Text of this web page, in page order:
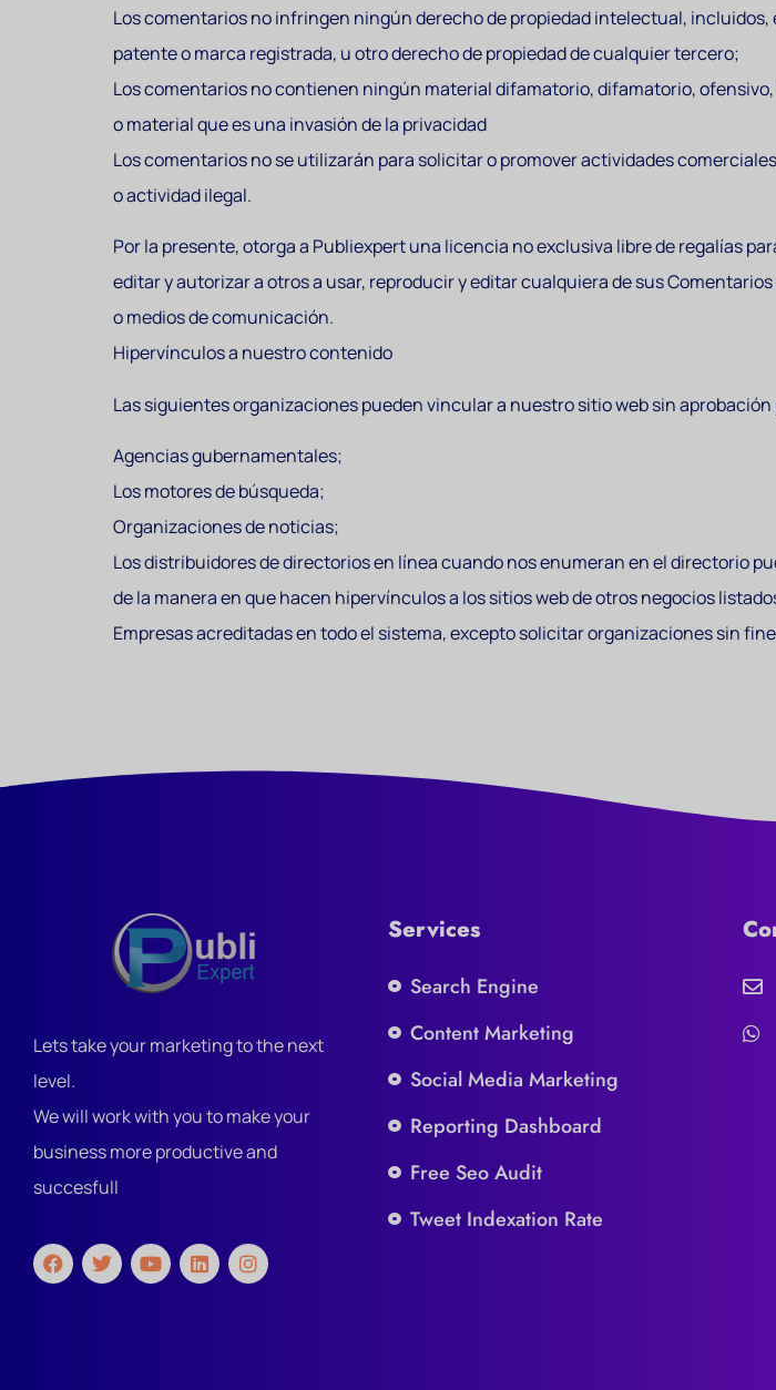
Los comentarios no infringen ningún derecho de propiedad intelectual, incluidos,
patente o marca registrada, u otro derecho de propiedad de cualquier tercero;
Los comentarios no contienen ningún material difamatorio, difamatorio,
o material que es una invasión de la privacidad
Los comentarios no se utilizarán para solicitar o promover actividades
o actividad ilegal.
Por la presente, otorga a Publiexpert una licencia no exclusiva libre de regalías
editar y autorizar a otros a usar, reproducir y editar cualquiera de sus
o medios de comunicación.
Hipervínculos a nuestro contenido
Las siguientes organizaciones pueden vincular a nuestro sitio web sin
Agencias gubernamentales;
Los motores de búsqueda;
Organizaciones de noticias;
Los distribuidores de directorios en línea cuando nos enumeran en el directorio
de la manera en que hacen hipervínculos a los sitios web de otros negocios
Empresas acreditadas en todo el sistema, excepto solicitar organizaciones sin
Lets take your marketing to the next
level.
We will work with you to make your
business more productive and
succesfull
Services
Search Engine
Content Marketing
Social Media Marketing
Reporting Dashboard
Free Seo Audit
Tweet Indexation Rate